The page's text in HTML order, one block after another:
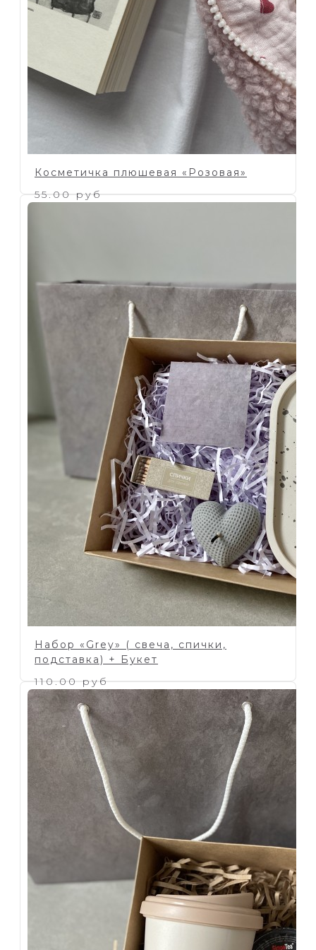
Косметичка плюшевая «Розовая»
55.00 руб
Набор «Grey» ( свеча, спички,
подставка) + Букет
110.00 руб